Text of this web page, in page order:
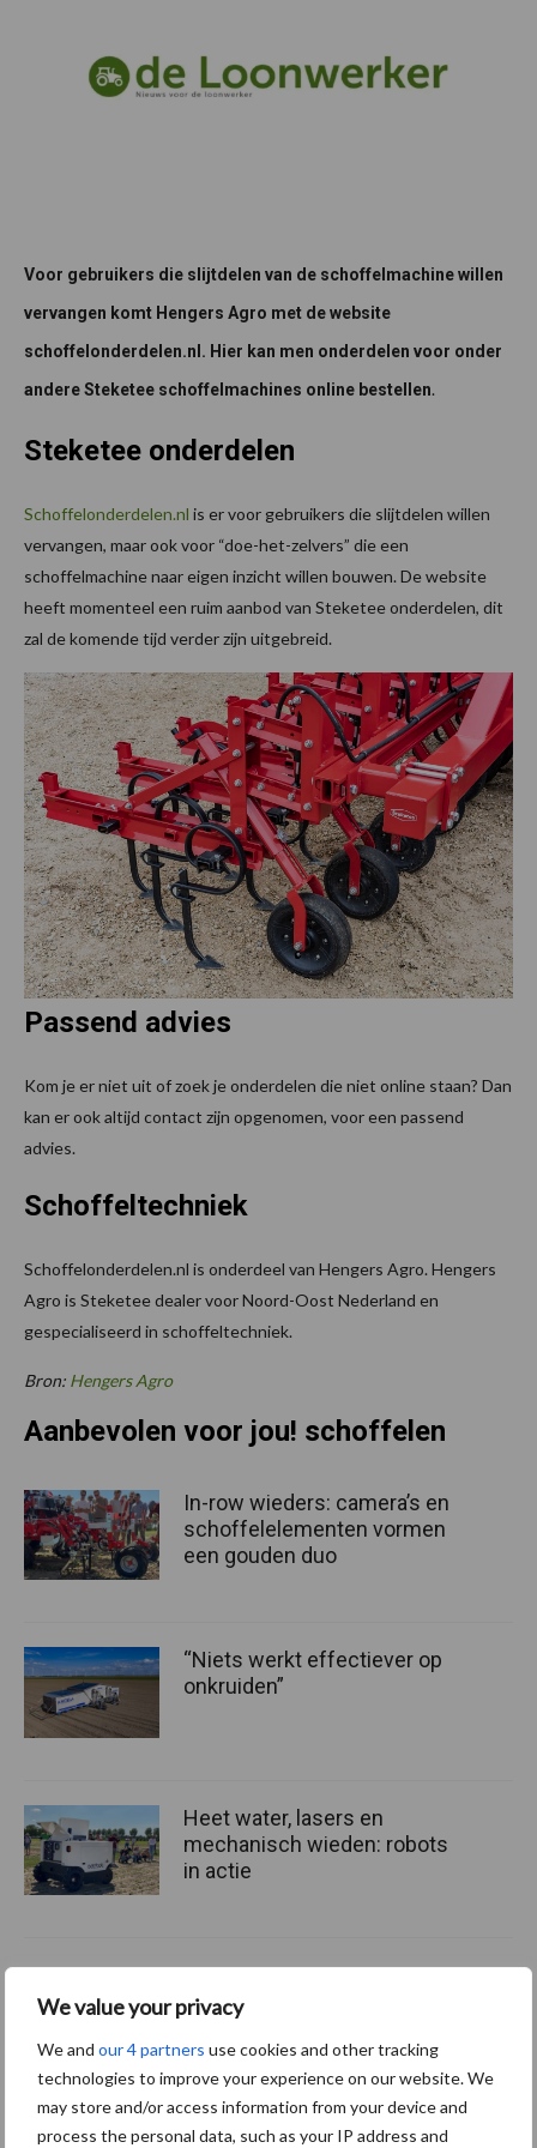
We value your privacy
We and our 4 partners use cookies and other tracking
technologies to improve your experience on our website. We
may store and/or access information from your device and
process the personal data, such as your IP address and
Voor gebruikers die slijtdelen van de schoffelmachine willen
vervangen komt Hengers Agro met de website
schoffelonderdelen.nl. Hier kan men onderdelen voor onder
andere Steketee schoffelmachines online bestellen.
Steketee onderdelen
Schoffelonderdelen.nl is er voor gebruikers die slijtdelen willen
vervangen, maar ook voor “doe-het-zelvers” die een
schoffelmachine naar eigen inzicht willen bouwen. De website
heeft momenteel een ruim aanbod van Steketee onderdelen, dit
zal de komende tijd verder zijn uitgebreid.
Passend advies
Kom je er niet uit of zoek je onderdelen die niet online staan? Dan
kan er ook altijd contact zijn opgenomen, voor een passend
advies.
Schoffeltechniek
Schoffelonderdelen.nl is onderdeel van Hengers Agro. Hengers
Agro is Steketee dealer voor Noord-Oost Nederland en
gespecialiseerd in schoffeltechniek.
Bron: Hengers Agro
Aanbevolen voor jou! schoffelen
In-row wieders: camera’s en
schoffelelementen vormen
een gouden duo
“Niets werkt effectiever op
onkruiden”
Heet water, lasers en
mechanisch wieden: robots
in actie
Themapagina's
Bemesting Gewas & ruwvoer Loonwerk